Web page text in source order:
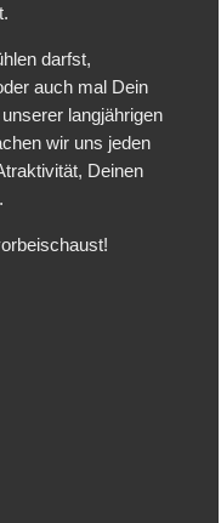
darfst,
auch mal Dein
langjährigen
wir uns jeden
Deinen